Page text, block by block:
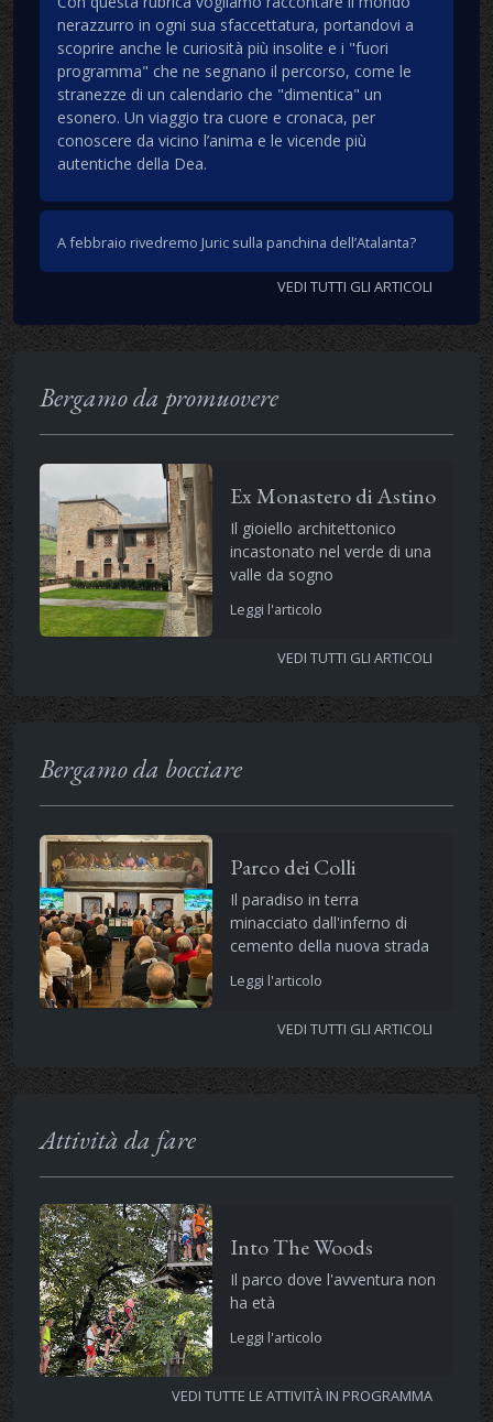
nerazzurro in ogni sua sfaccettatura, portandovi a
scoprire anche le curiosità più insolite e i "fuori
programma" che ne segnano il percorso, come le
stranezze di un calendario che "dimentica" un
esonero. Un viaggio tra cuore e cronaca, per
conoscere da vicino l’anima e le vicende più
autentiche della Dea.
A febbraio rivedremo Juric sulla panchina dell’Atalanta?
VEDI TUTTI GLI ARTICOLI
Bergamo da promuovere
Ex Monastero di Astino
Il gioiello architettonico
incastonato nel verde di una
valle da sogno
Leggi l'articolo
VEDI TUTTI GLI ARTICOLI
Bergamo da bocciare
Parco dei Colli
Il paradiso in terra
minacciato dall'inferno di
cemento della nuova strada
Leggi l'articolo
VEDI TUTTI GLI ARTICOLI
Attività da fare
Into The Woods
Il parco dove l'avventura non
ha età
Leggi l'articolo
VEDI TUTTE LE ATTIVITÀ IN PROGRAMMA